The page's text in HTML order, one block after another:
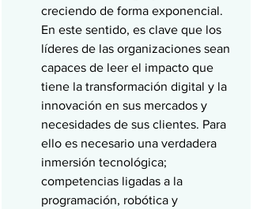
creciendo de forma exponencial.
En este sentido, es clave que los
líderes de las organizaciones sean
capaces de leer el impacto que
tiene la transformación digital y la
innovación en sus mercados y
necesidades de sus clientes. Para
ello es necesario una verdadera
inmersión tecnológica;
competencias ligadas a la
programación, robótica y